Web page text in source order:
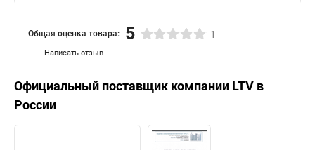
Написать отзыв
Общая оценка товара: 5 1
Официальный поставщик компании LTV в
России